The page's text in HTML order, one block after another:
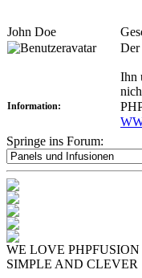
John Doe
Der
Ihn
Information:
Springe ins Forum:
WE LOVE PHPFUSION
SIMPLE AND CLEVER